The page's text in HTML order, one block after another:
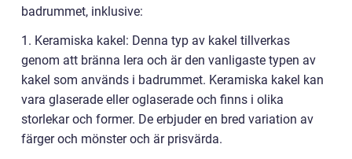
badrummet, inklusive:
1. Keramiska kakel: Denna typ av kakel tillverkas
genom att bränna lera och är den vanligaste typen av
kakel som används i badrummet. Keramiska kakel kan
vara glaserade eller oglaserade och finns i olika
storlekar och former. De erbjuder en bred variation av
färger och mönster och är prisvärda.